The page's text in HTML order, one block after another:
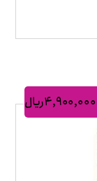
۴,۹۰۰,۰۰۰ریال